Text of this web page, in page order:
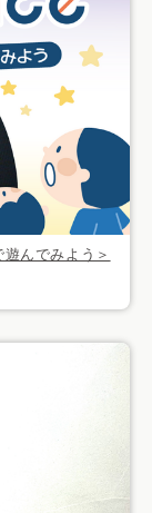
んでみよう＞